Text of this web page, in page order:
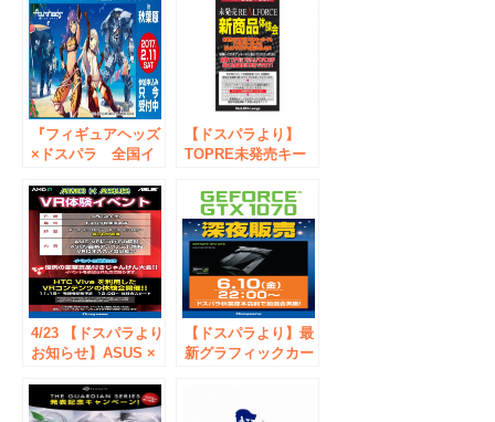
ぬ『ドスパラ福箱』
を販売
3』最速バトルトー
ナメント開催！トー
ナメント参加者募
『フィギュアヘッズ
×ドスパラ 全国イ
秋葉原』を開催 豪
華賞品のスコアアタ
ック大会や、トーク
ショーを同時開催
【ドスパラより】
TOPRE未発売キー
葉原GALLREIA
Loungeにて開催
4/23 【ドスパラより
お知らせ】ASUS ×
ドスパラ秋葉原本店
を開催！
【ドスパラより】最
新グラフィックカー
開催！6月10日